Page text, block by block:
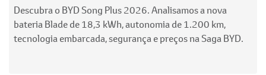
Descubra o BYD Song Plus 2026. Analisamos a nova
bateria Blade de 18,3 kWh, autonomia de 1.200 km,
tecnologia embarcada, segurança e preços na Saga BYD.